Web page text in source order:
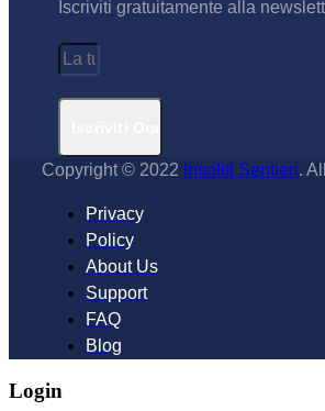
Iscriviti gratuitamente alla
Copyright © 2022 Insoliti Sentieri.
Privacy
Policy
About Us
Support
FAQ
Blog
Login